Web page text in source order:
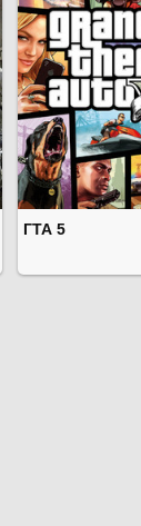
ГТА 5